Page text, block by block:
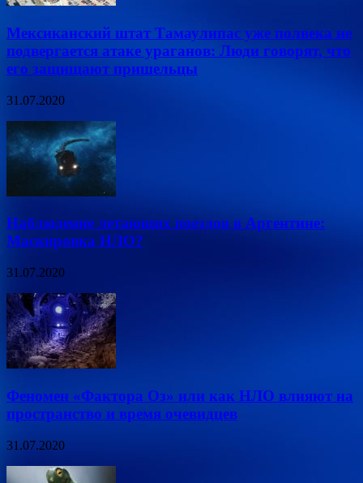
Мексиканский штат Тамаулипас уже полвека не
подвергается атаке ураганов: Люди говорят, что
его защищают пришельцы
31.07.2020
Наблюдение летающих поездов в Аргентине:
Маскировка НЛО?
31.07.2020
Феномен «Фактора Оз» или как НЛО влияют на
пространство и время очевидцев
31.07.2020